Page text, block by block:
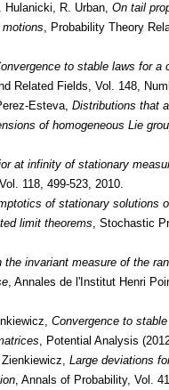
Hulanicki, R. Urban, On tail
, Probability Theory
to stable laws for a
Related Fields, Vol. 148,
Esteva, Distributions that
of homogeneous Lie
at infinity of stationary
118, 499-523, 2010.
of stationary solutions
limit theorems, Stochastic
the invariant measure of the
, Annales de l'Institut Henri
Convergence to
, Potential Analysis
Large deviations
, Annals of Probability, Vol.